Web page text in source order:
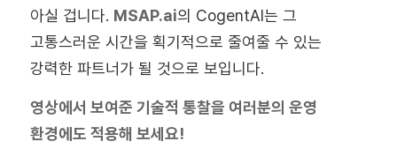
아실 겁니다. MSAP.ai의 CogentAI는 그
고통스러운 시간을 획기적으로 줄여줄 수 있는
강력한 파트너가 될 것으로 보입니다.
영상에서 보여준 기술적 통찰을 여러분의 운영
환경에도 적용해 보세요!